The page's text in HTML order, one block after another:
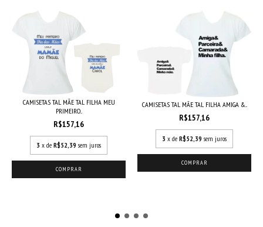
CAMISETAS TAL MÃE TAL FILHA MEU
PRIMEIRO...
R$157,16
3 x de R$52,39 sem juros
COMPRAR
CAMISETAS TAL MÃE TAL FILHA AMIGA &...
R$157,16
3 x de R$52,39 sem juros
COMPRAR